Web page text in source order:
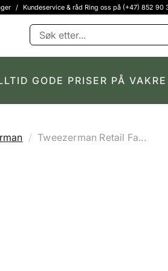
/ Kundeservice & råd Ring oss på (+47) 852 90
GODE PRISER PÅ
Tweezerman Retail Fa...